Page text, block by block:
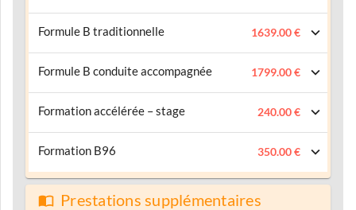
Formule B traditionnelle 1639.00 €
Formule B conduite accompagnée 1799.00 €
Formation accélérée – stage 240.00 €
Formation B96 350.00 €
Prestations supplémentaires